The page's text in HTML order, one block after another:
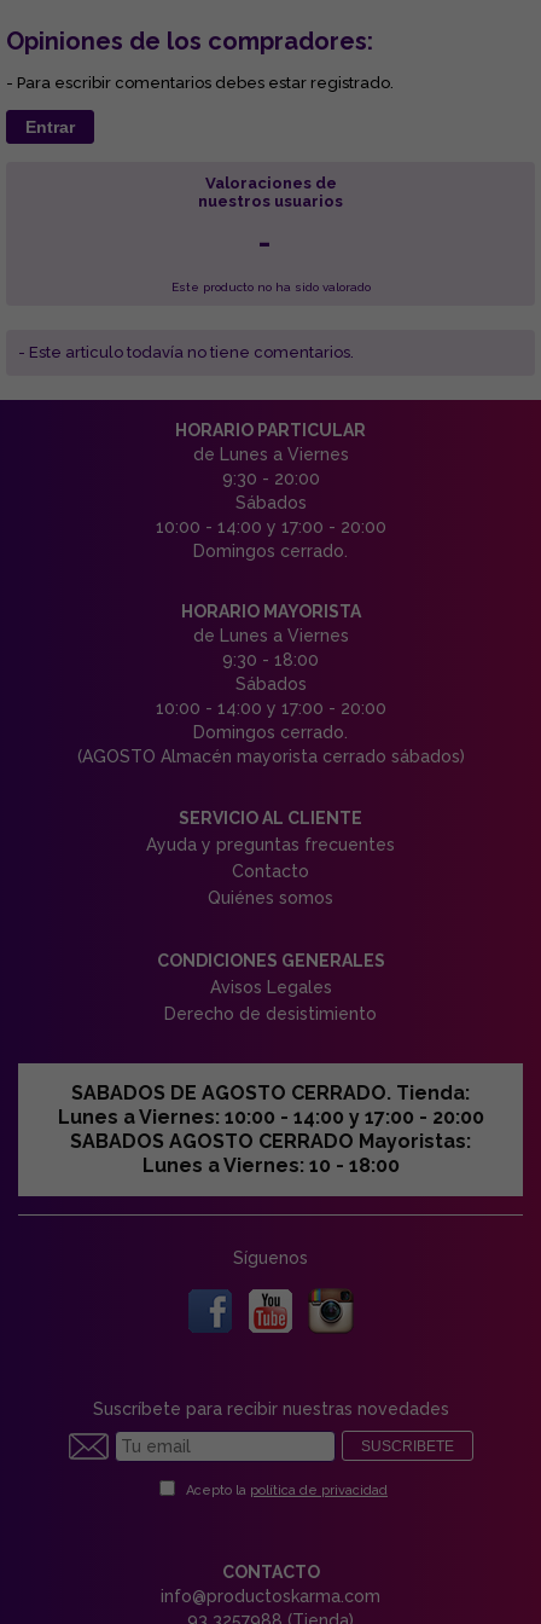
Opiniones de los compradores:
- Para escribir comentarios debes estar registrado.
Entrar
Valoraciones de
nuestros usuarios
-
Este producto no ha sido valorado
- Este articulo todavía no tiene comentarios.
HORARIO PARTICULAR
de Lunes a Viernes
9:30 - 20:00
Sábados
10:00 - 14:00 y 17:00 - 20:00
Domingos cerrado.
HORARIO MAYORISTA
de Lunes a Viernes
9:30 - 18:00
Sábados
10:00 - 14:00 y 17:00 - 20:00
Domingos cerrado.
(AGOSTO Almacén mayorista cerrado sábados)
SERVICIO AL CLIENTE
Ayuda y preguntas frecuentes
Contacto
Quiénes somos
CONDICIONES GENERALES
Avisos Legales
Derecho de desistimiento
SABADOS DE AGOSTO CERRADO. Tienda:
Lunes a Viernes: 10:00 - 14:00 y 17:00 - 20:00
SABADOS AGOSTO CERRADO Mayoristas:
Lunes a Viernes: 10 - 18:00
Síguenos
Suscríbete para recibir nuestras novedades
SUSCRIBETE
Acepto la política de privacidad
CONTACTO
info@productoskarma.com
93 3257988 (Tienda)